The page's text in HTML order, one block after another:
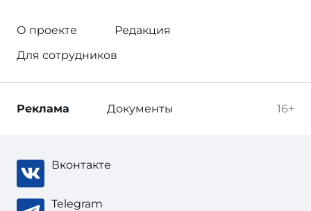
О проекте
Редакция
Для сотрудников
16+
Реклама Документы
Вконтакте
Telegram